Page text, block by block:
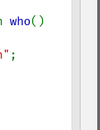
who()
;